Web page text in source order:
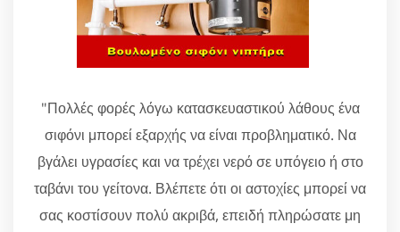
"Πολλές φορές λόγω κατασκευαστικού λάθους ένα
σιφόνι μπορεί εξαρχής να είναι προβληματικό. Να
βγάλει υγρασίες και να τρέχει νερό σε υπόγειο ή στο
ταβάνι του γείτονα. Βλέπετε ότι οι αστοχίες μπορεί να
σας κοστίσουν πολύ ακριβά, επειδή πληρώσατε μη